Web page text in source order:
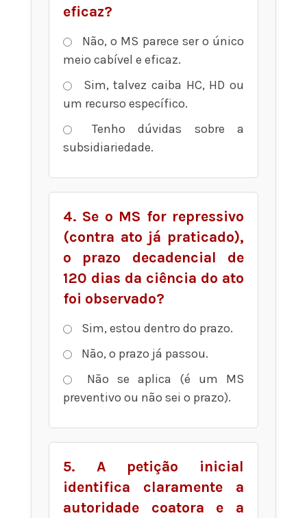
eficaz?
Não, o MS parece ser o único
meio cabível e eficaz.
Sim, talvez caiba HC, HD ou
um recurso específico.
Tenho dúvidas sobre a
subsidiariedade.
4. Se o MS for repressivo
(contra ato já praticado),
o prazo decadencial de
120 dias da ciência do ato
foi observado?
Sim, estou dentro do prazo.
Não, o prazo já passou.
Não se aplica (é um MS
preventivo ou não sei o prazo).
5. A petição inicial
identifica claramente a
autoridade coatora e a